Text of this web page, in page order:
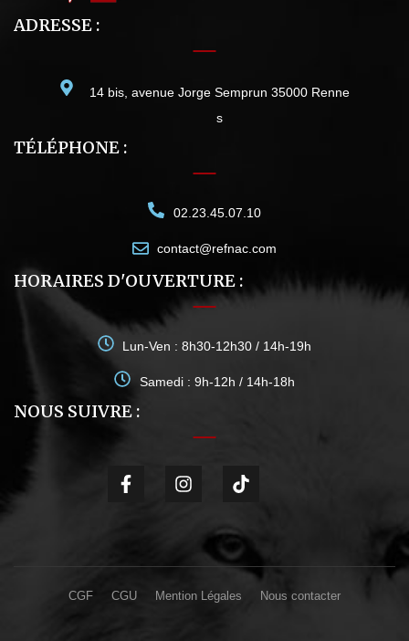
ADRESSE :
14 bis, avenue Jorge Semprun 35000 Renne
s
TÉLÉPHONE :
02.23.45.07.10
contact@refnac.com
HORAIRES D'OUVERTURE :
Lun-Ven : 8h30-12h30 / 14h-19h
Samedi : 9h-12h / 14h-18h
NOUS SUIVRE :
CGF CGU Mention Légales Nous contacter